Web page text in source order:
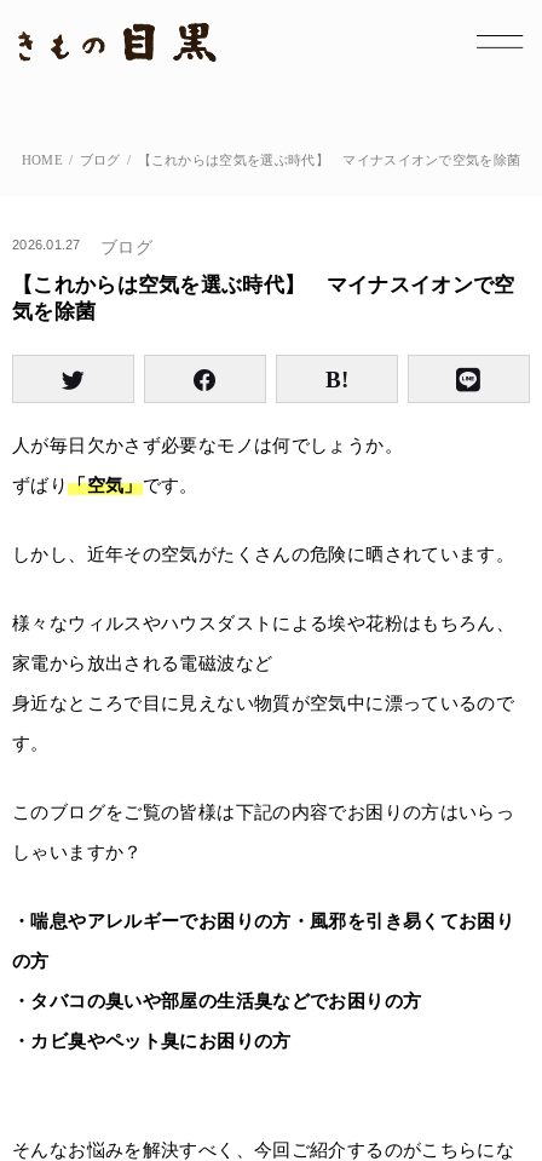
HOME ブログ 【これからは空気を選ぶ時代】 マイナスイオンで空気を除菌
2026.01.27 ブログ
【これからは空気を選ぶ時代】 マイナスイオンで空
気を除菌
人が毎日欠かさず必要なモノは何でしょうか。
ずばり「空気」です。
しかし、近年その空気がたくさんの危険に晒されています。
様々なウィルスやハウスダストによる埃や花粉はもちろん、
家電から放出される電磁波など
身近なところで目に見えない物質が空気中に漂っているので
す。
このブログをご覧の皆様は下記の内容でお困りの方はいらっ
しゃいますか？
・喘息やアレルギーでお困りの方・風邪を引き易くてお困り
の方
・タバコの臭いや部屋の生活臭などでお困りの方
・カビ臭やペット臭にお困りの方
そんなお悩みを解決すべく、今回ご紹介するのがこちらにな